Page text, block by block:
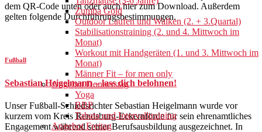
Zumba Gold
Outdoor Laufen und Walken (2. + 3.Quartal)
Stabilisationstraining (2. und 4. Mittwoch im
Monat)
Workout mit Handgeräten (1. und 3. Mittwoch im
Monat)
Männer Fit – for men only
Angebot Donnerstag
Yoga
BBP
Tabata und Intervalltraining
Angebot Freitag
dem QR-Code unten oder auch hier zum Download. Außerdem
gelten folgende Durchführungsbestimmungen.
Fußball
Sebastian Heigelmann – lass dich belohnen!
Unser Fußball-Schiedsrichter Sebastian Heigelmann wurde vor
kurzem vom Kreis Rendsburg-Eckernförde für sein ehrenamtliches
Engagement während seiner Berufsausbildung ausgezeichnet. In